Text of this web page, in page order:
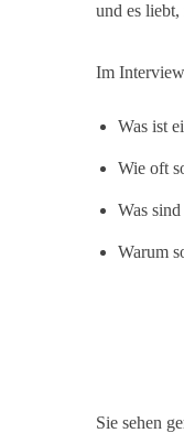
und es
Im
Was ist
Wie oft
Was
Warum
Sie sehen